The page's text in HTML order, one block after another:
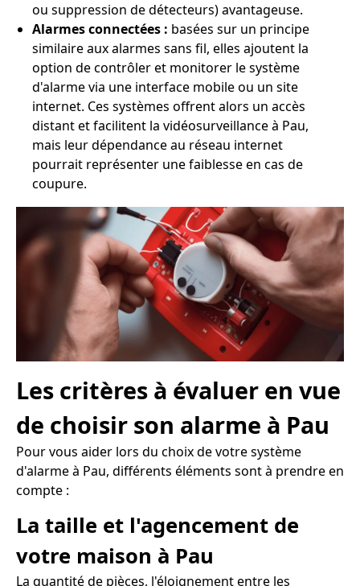
ou suppression de détecteurs) avantageuse.
Alarmes connectées : basées sur un principe
similaire aux alarmes sans fil, elles ajoutent la
option de contrôler et monitorer le système
d'alarme via une interface mobile ou un site
internet. Ces systèmes offrent alors un accès
distant et facilitent la vidéosurveillance à Pau,
mais leur dépendance au réseau internet
pourrait représenter une faiblesse en cas de
coupure.
Les critères à évaluer en vue
de choisir son alarme à Pau
Pour vous aider lors du choix de votre système
d'alarme à Pau, différents éléments sont à prendre en
compte :
La taille et l'agencement de
votre maison à Pau
La quantité de pièces, l'éloignement entre les